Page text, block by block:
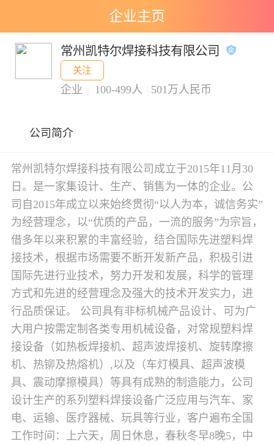
企业主页
常州凯特尔焊接科技有限公司
关注
企业 100-499人 501万人民币
公司简介
常州凯特尔焊接科技有限公司成立于2015年11月30
日。是一家集设计、生产、销售为一体的企业。公
司自2015年成立以来始终贯彻“以人为本，诚信务实”
为经营理念，以“优质的产品，一流的服务”为宗旨，
借多年以来积累的丰富经验，结合国际先进塑料焊
接技术，根据市场需要不断开发新产品，积极引进
国际先进行业技术，努力开发和发展，科学的管理
方式和先进的经营理念及强大的技术开发实力，进
行品质保证。 公司具有非标机械产品设计、可为广
大用户按需定制各类专用机械设备，对常规塑料焊
接设备（如热板焊接机、超声波焊接机、旋转摩擦
机、热铆及热熔机）,以及（车灯模具、超声波模
具、震动摩擦模具）等具有成熟的制造能力，公司
设计生产的系列塑料焊接设备广泛应用与汽车、家
电、运输、医疗器械、玩具等行业，客户遍布全国
工作时间：上六天，周日休息，春秋冬早8晚5，中